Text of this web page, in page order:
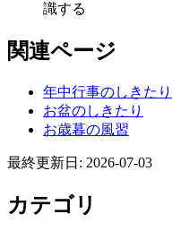
識する
関連ページ
年中行事のしきたり
お盆のしきたり
お歳暮の風習
最終更新日: 2026-07-03
カテゴリ